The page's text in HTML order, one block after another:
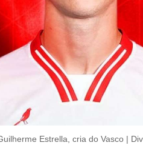
Estrella, cria do Vasco |